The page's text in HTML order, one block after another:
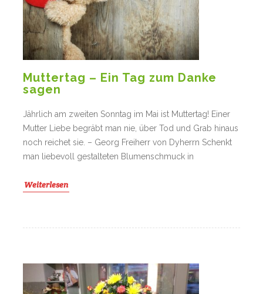
Muttertag – Ein Tag zum Danke
sagen
Jährlich am zweiten Sonntag im Mai ist Muttertag! Einer
Mutter Liebe begräbt man nie, über Tod und Grab hinaus
noch reichet sie. – Georg Freiherr von Dyherrn Schenkt
man liebevoll gestalteten Blumenschmuck in
Weiterlesen